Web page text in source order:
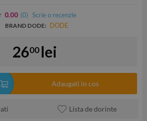
0.00 (0) Scrie o recenzie
BRAND DODE: DODE
2600 lei
Adaugati in cos
Lista de dorinte